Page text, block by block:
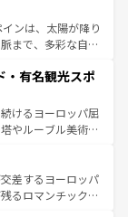
マルフィ海岸の絶
合間には、本場の
を堪能することも
旅をしてみよう！
ンは、太陽が降り
まで、多彩な自然
メンコ、熱気あふ
の一部となってい
や、バルセロナの
ローマ遺跡や中世
スペインはその個
。 なお、新着のスペイン情報は コ
・有名観光スポ
けるヨーロッパ屈
やルーブル美術館
宮殿、歴史的な大
が、訪れる者を心
国としても知ら
差するヨーロッパ
るロマンチック街